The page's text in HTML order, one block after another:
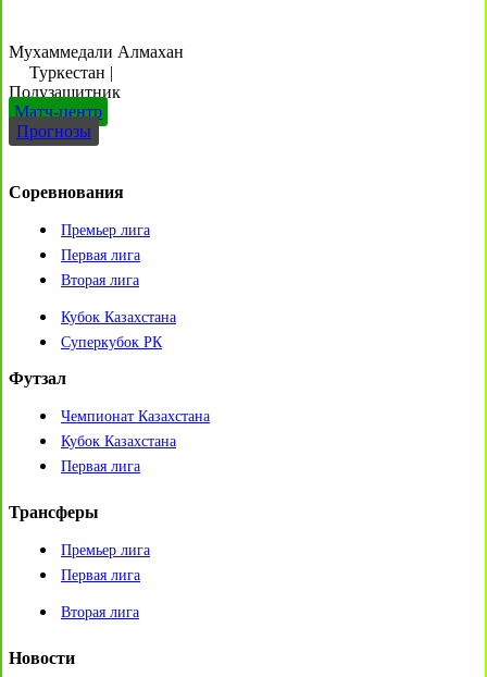
Мухаммедали Алмахан
Туркестан |
Полузащитник
Матч-центр
Прогнозы
Соревнования
Премьер лига
Первая лига
Вторая лига
Кубок Казахстана
Суперкубок РК
Футзал
Чемпионат Казахстана
Кубок Казахстана
Первая лига
Трансферы
Премьер лига
Первая лига
Вторая лига
Новости